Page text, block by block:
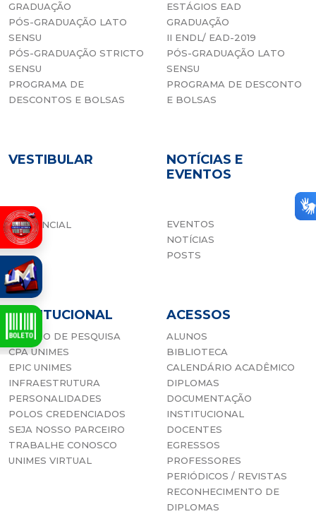
GRADUAÇÃO
PÓS-GRADUAÇÃO LATO
SENSU
PÓS-GRADUAÇÃO STRICTO
SENSU
PROGRAMA DE
DESCONTOS E BOLSAS
ESTÁGIOS EAD
GRADUAÇÃO
II ENDL/ EAD-2019
PÓS-GRADUAÇÃO LATO
SENSU
PROGRAMA DE DESCONTO
E BOLSAS
VESTIBULAR
EAD
PRESENCIAL
NOTÍCIAS E
EVENTOS
EVENTOS
NOTÍCIAS
POSTS
INSTITUCIONAL
CENTRO DE PESQUISA
CPA UNIMES
EPIC UNIMES
INFRAESTRUTURA
PERSONALIDADES
POLOS CREDENCIADOS
SEJA NOSSO PARCEIRO
TRABALHE CONOSCO
UNIMES VIRTUAL
ACESSOS
ALUNOS
BIBLIOTECA
CALENDÁRIO ACADÊMICO
DIPLOMAS
DOCUMENTAÇÃO
INSTITUCIONAL
DOCENTES
EGRESSOS
PROFESSORES
PERIÓDICOS / REVISTAS
RECONHECIMENTO DE
DIPLOMAS